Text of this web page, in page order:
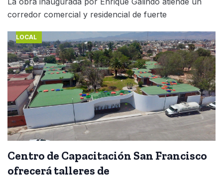
corredor comercial y residencial de fuerte
LOCAL
Centro de Capacitación San Francisco
ofrecerá talleres de